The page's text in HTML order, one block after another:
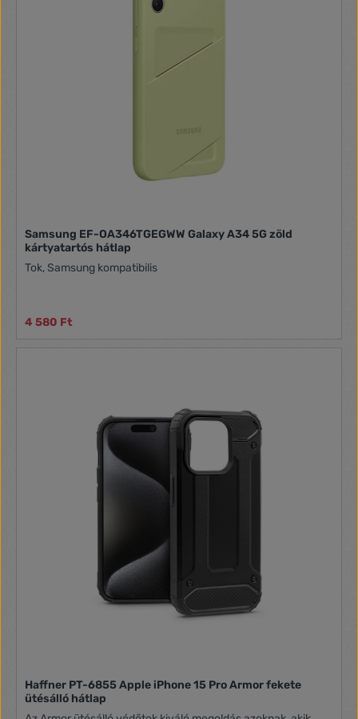
Samsung EF-OA346TGEGWW Galaxy A34 5G zöld
kártyatartós hátlap
Tok, Samsung kompatibilis
4 580 Ft
Haffner PT-6855 Apple iPhone 15 Pro Armor fekete
ütésálló hátlap